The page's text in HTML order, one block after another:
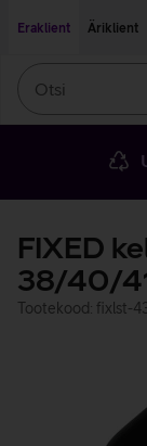
Eraklient
Äriklient
FIXED
38/40/
Tootekood: fixlst-